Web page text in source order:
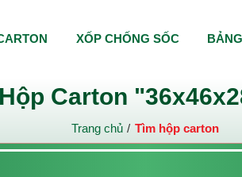
Carton
Trang chủ Tìm hộp carton
XỐP CHỐNG SỐC